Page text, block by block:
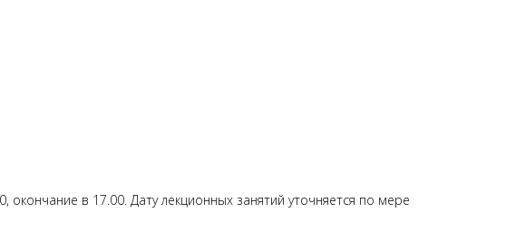
в 17.00. Дату лекционных занятий уточняется по мере